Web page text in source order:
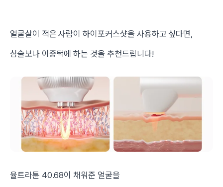
얼굴살이 적은 사람이 하이포커스샷을 사용하고 싶다면,
심술보나 이중턱에 하는 것을 추천드립니다!
율트라튠 40.68이 채워준 얼굴을